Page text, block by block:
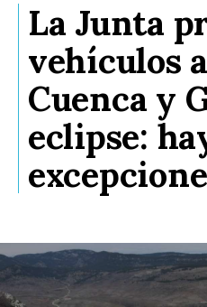
La Junta
vehículos
Cuenca y
eclipse: